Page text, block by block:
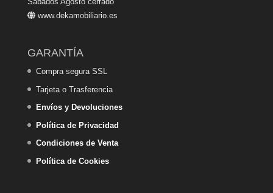
www.dekamobiliario.es
GARANTÍA
Compra segura SSL
Tarjeta o Trasferencia
Envíos y Devoluciones
Política de Privacidad
Condiciones de Venta
Política de Cookies